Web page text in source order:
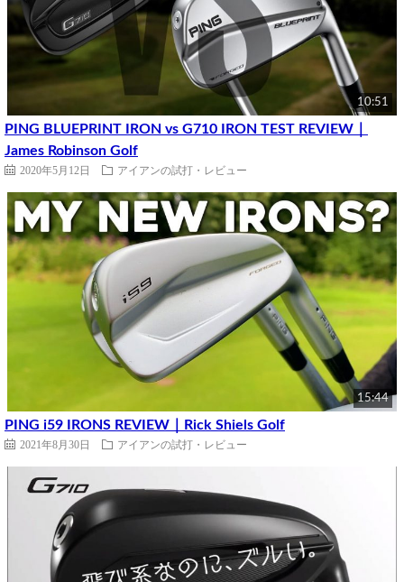
10:51
PING BLUEPRINT IRON vs G710 IRON TEST REVIEW｜
James Robinson Golf
2020年5月12日 アイアンの試打・レビュー
15:44
PING i59 IRONS REVIEW｜Rick Shiels Golf
2021年8月30日 アイアンの試打・レビュー